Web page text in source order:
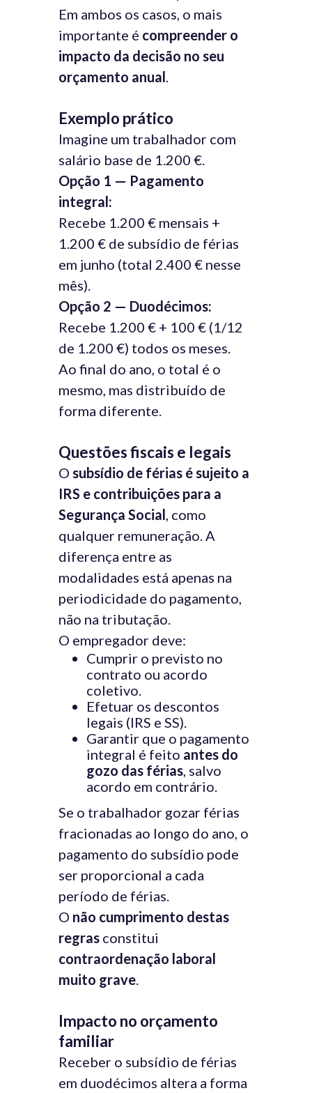
Em ambos os casos, o mais
importante é compreender o
impacto da decisão no seu
orçamento anual .
Exemplo prático
Imagine um trabalhador com
salário base de 1.200 €.
Opção 1 — Pagamento
integral:
Recebe 1.200 € mensais +
1.200 € de subsídio de férias
em junho (total 2.400 € nesse
mês).
Opção 2 — Duodécimos:
Recebe 1.200 € + 100 € (1/12
de 1.200 €) todos os meses.
Ao final do ano, o total é o
mesmo, mas distribuído de
forma diferente.
Questões fiscais e legais
O subsídio de férias é sujeito a
IRS e contribuições para a
Segurança Social , como
qualquer remuneração. A
diferença entre as
modalidades está apenas na
periodicidade do pagamento,
não na tributação.
O empregador deve:
Cumprir o previsto no
contrato ou acordo
coletivo.
Efetuar os descontos
legais (IRS e SS).
Garantir que o pagamento
integral é feito antes do
gozo das férias, salvo
acordo em contrário.
Se o trabalhador gozar férias
fracionadas ao longo do ano, o
pagamento do subsídio pode
ser proporcional a cada
período de férias.
O não cumprimento destas
regras constitui
contraordenação laboral
muito grave.
Impacto no orçamento
familiar
Receber o subsídio de férias
em duodécimos altera a forma